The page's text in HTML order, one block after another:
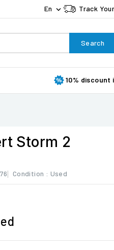
En  Track
Search
10%
Storm 2
Condition : Used